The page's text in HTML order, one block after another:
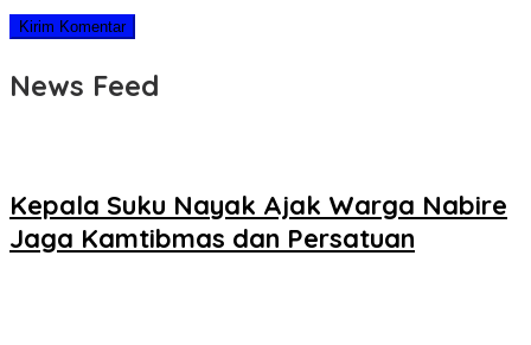
News Feed
Kepala Suku Nayak Ajak Warga Nabire
Jaga Kamtibmas dan Persatuan